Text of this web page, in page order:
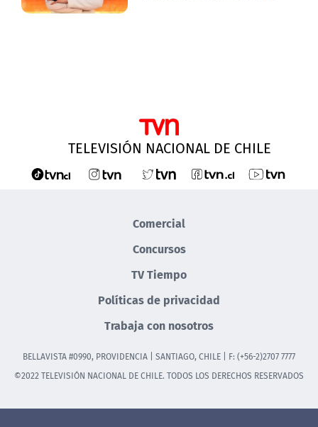
TELEVISIÓN NACIONAL DE CHILE
Comercial
Concursos
TV Tiempo
Políticas de privacidad
Trabaja con nosotros
BELLAVISTA #0990, PROVIDENCIA | SANTIAGO, CHILE | F: (+56-2)2707 7777
©2022 TELEVISIÓN NACIONAL DE CHILE. TODOS LOS DERECHOS RESERVADOS